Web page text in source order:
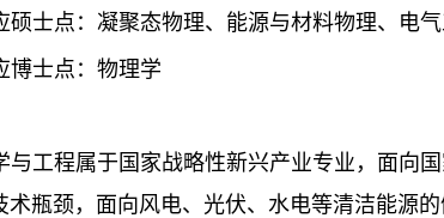
硕士点：凝聚态物理、能源与材料物理、电
博士点：物理学
与工程属于国家战略性新兴产业专业，面向
术瓶颈，面向风电、光伏、水电等清洁能源